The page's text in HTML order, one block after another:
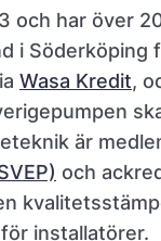
och har över
i Söderköping
Wasa Kredit,
är
och
installatörer.